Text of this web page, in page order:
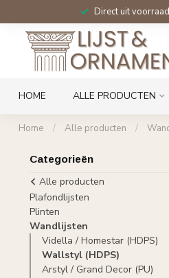
Direct uit
HOME ALLE PRODUCTEN
Home / Alle producten /
Categorieën
Alle producten
Plafondlijsten
Plinten
Wandlijsten
Vidella / Homestar (HDPS)
Wallstyl (HDPS)
Arstyl / Grand Decor (PU)